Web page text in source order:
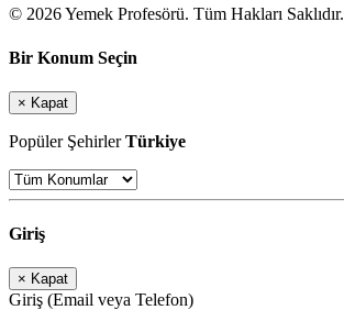
© 2026 Yemek Profesörü. Tüm Hakları Saklıdır.
Bir Konum Seçin
× Kapat
Popüler ŞehirlerTürkiye
Giriş
× Kapat
Giriş (Email veya Telefon)